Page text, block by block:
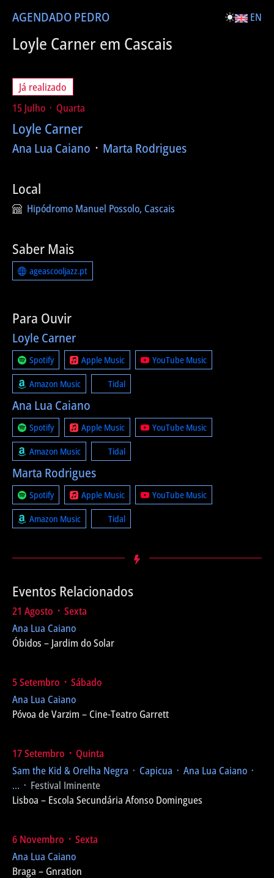
AGENDADO PEDRO EN
Loyle Carner em Cascais
Já realizado
15 Julho ᛫ Quarta
Loyle Carner
Ana Lua Caiano ᛫ Marta Rodrigues
Local
Hipódromo Manuel Possolo, Cascais
Saber Mais
ageascooljazz.pt
Para Ouvir
Loyle Carner
Spotify Apple Music YouTube Music
Amazon Music Tidal
Ana Lua Caiano
Spotify Apple Music YouTube Music
Amazon Music Tidal
Marta Rodrigues
Spotify Apple Music YouTube Music
Amazon Music Tidal
Eventos Relacionados
21 Agosto ᛫ Sexta
Ana Lua Caiano
Óbidos – Jardim do Solar
5 Setembro ᛫ Sábado
Ana Lua Caiano
Póvoa de Varzim – Cine-Teatro Garrett
17 Setembro ᛫ Quinta
Sam the Kid & Orelha Negra ᛫ Capicua ᛫ Ana Lua Caiano ᛫
... ᛫ Festival Iminente
Lisboa – Escola Secundária Afonso Domingues
6 Novembro ᛫ Sexta
Ana Lua Caiano
Braga – Gnration